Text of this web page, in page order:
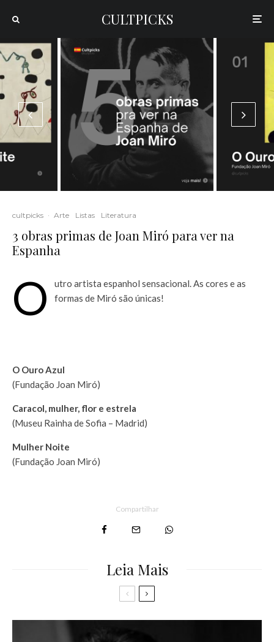
CULTPICKS
cultpicks · Arte Listas Literatura
3 obras primas de Joan Miró para ver na
Espanha
O
utro artista espanhol sensacional. As cores e as
formas de Miró são únicas!
O Ouro Azul
(Fundação Joan Miró)
Caracol, mulher, flor e estrela
(Museu Rainha de Sofia – Madrid)
Mulher Noite
(Fundação Joan Miró)
Compartilhar
Leia Mais